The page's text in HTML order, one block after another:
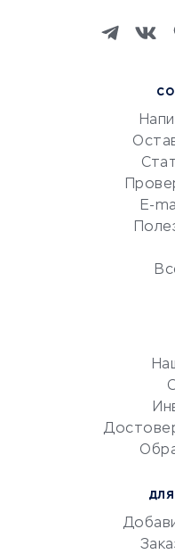
Изучение
Маркетинг и
Репетиторство
Красота и
Сервисы по поиску
Сетевой маркетинг
УСЛУГИ ДЛЯ БИЗНЕСА
документооборот
Юридические
Бухгалтерия онлайн
E-